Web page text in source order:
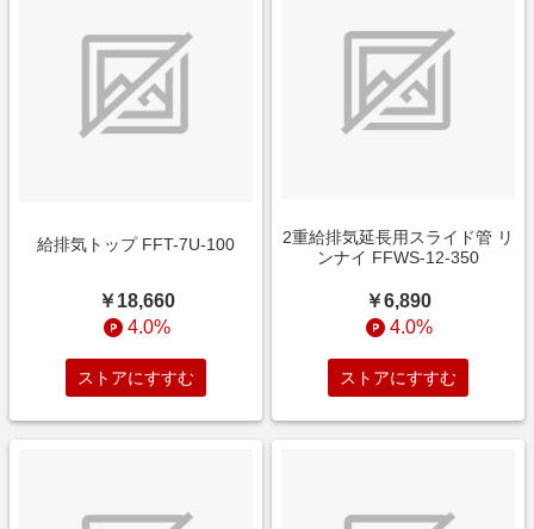
給排気トップ FFT-7U-100
￥18,660
4.0%
ストアにすすむ
2重給排気延長用スライド管 リ
ンナイ FFWS-12-350
￥6,890
4.0%
ストアにすすむ